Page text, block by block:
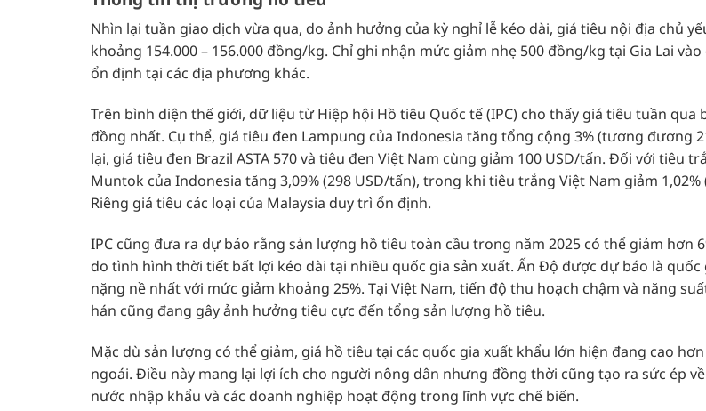
Nhìn lại tuần giao dịch vừa qua, do ảnh hưởng của kỳ nghỉ lễ kéo dài, giá tiêu nội địa chủ
khoảng 154.000 – 156.000 đồng/kg. Chỉ ghi nhận mức giảm nhẹ 500 đồng/kg tại Gia Lai
ổn định tại các địa phương khác.
Trên bình diện thế giới, dữ liệu từ Hiệp hội Hồ tiêu Quốc tế (IPC) cho thấy giá tiêu tuần qua
đồng nhất. Cụ thể, giá tiêu đen Lampung của Indonesia tăng tổng cộng 3% (tương đương
lại, giá tiêu đen Brazil ASTA 570 và tiêu đen Việt Nam cùng giảm 100 USD/tấn. Đối với tiêu
Muntok của Indonesia tăng 3,09% (298 USD/tấn), trong khi tiêu trắng Việt Nam giảm 1,02%
Riêng giá tiêu các loại của Malaysia duy trì ổn định.
IPC cũng đưa ra dự báo rằng sản lượng hồ tiêu toàn cầu trong năm 2025 có thể giảm hơn
do tình hình thời tiết bất lợi kéo dài tại nhiều quốc gia sản xuất. Ấn Độ được dự báo là
nặng nề nhất với mức giảm khoảng 25%. Tại Việt Nam, tiến độ thu hoạch chậm và năng
hán cũng đang gây ảnh hưởng tiêu cực đến tổng sản lượng hồ tiêu.
Mặc dù sản lượng có thể giảm, giá hồ tiêu tại các quốc gia xuất khẩu lớn hiện đang cao
ngoái. Điều này mang lại lợi ích cho người nông dân nhưng đồng thời cũng tạo ra sức ép
nước nhập khẩu và các doanh nghiệp hoạt động trong lĩnh vực chế biến.